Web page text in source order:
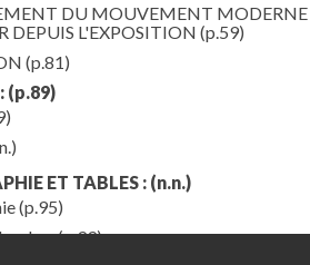
DU MOUVEMENT
DEPUIS L'EXPOSITION (p.59)
(p.81)
(p.89)
ET TABLES : (n.n.)
(p.95)
(p.99)